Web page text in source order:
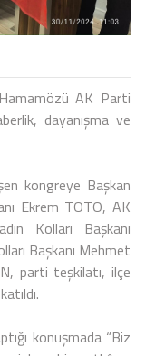
AK Parti
dayanışma ve
kongreye Başkan
Ekrem TOTO, AK
Kolları Başkanı
Başkanı Mehmet
parti teşkilatı, ilçe
konuşmada “Biz